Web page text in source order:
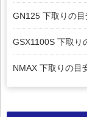
GN125 下取りの
GSX1100S 下取り
NMAX 下取りの目